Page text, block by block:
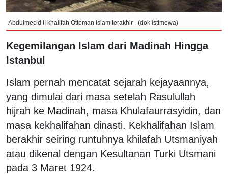
Abdulmecid II khalifah Ottoman Islam terakhir - (dok istimewa)
Kegemilangan Islam dari Madinah Hingga
Istanbul
Islam pernah mencatat sejarah kejayaannya,
yang dimulai dari masa setelah Rasulullah
hijrah ke Madinah, masa Khulafaurrasyidin, dan
masa kekhalifahan dinasti. Kekhalifahan Islam
berakhir seiring runtuhnya khilafah Utsmaniyah
atau dikenal dengan Kesultanan Turki Utsmani
pada 3 Maret 1924.